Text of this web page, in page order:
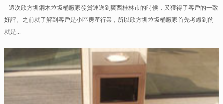
這次欣方圳鋼木垃圾桶廠家發貨運送到廣西桂林市的時候，又獲得了客戶的一致
好評。之前就了解到客戶是小區房產行業，所以欣方圳垃圾桶廠家首先考慮到的
就是...